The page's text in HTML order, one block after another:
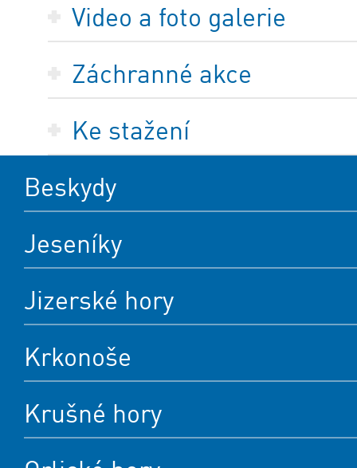
Video a foto galerie
Záchranné akce
Ke stažení
Beskydy
Jeseníky
Jizerské hory
Krkonoše
Krušné hory